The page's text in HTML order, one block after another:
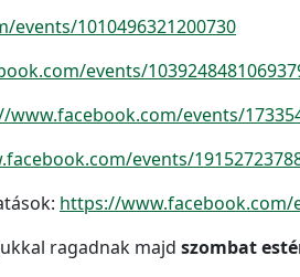
1010496321200730
events/
www.facebook.com/events/
events/
https://www.facebook.com/
ragadnak majd szombat